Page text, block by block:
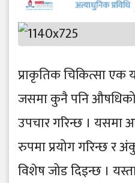
प्राकृतिक चिकित्सा एक
जसमा कुनै पनि औषधिको
उपचार गरिन्छ । यसमा
रुपमा प्रयोग गरिन्छ र
विशेष जोड दिइन्छ ।